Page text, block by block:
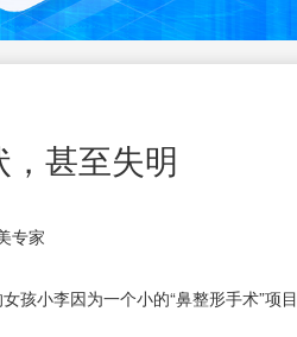
甚至失明
专家
孩小李因为一个小的“鼻整形手术”项目